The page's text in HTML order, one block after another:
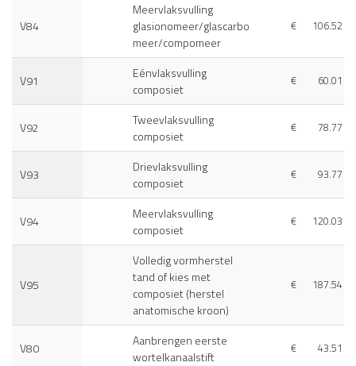
V84
Meervlaksvulling
glasionomeer/glascarbo
meer/compomeer
€ 106.52
V91
Eénvlaksvulling
composiet
€ 60.01
V92
Tweevlaksvulling
composiet
€ 78.77
V93
Drievlaksvulling
composiet
€ 93.77
V94
Meervlaksvulling
composiet
€ 120.03
V95
Volledig vormherstel
tand of kies met
composiet (herstel
anatomische kroon)
€ 187.54
V80
Aanbrengen eerste
wortelkanaalstift
€ 43.51